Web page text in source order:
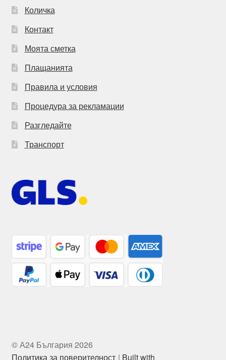
Количка
Контакт
Моята сметка
Плащанията
Правила и условия
Процедура за рекламации
Разгледайте
Транспорт
© А24 България 2026
Политика за поверителност
Built with